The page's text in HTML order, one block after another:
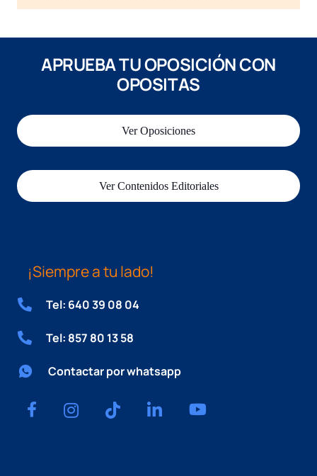
APRUEBA TU OPOSICIÓN CON
OPOSITAS
Ver Oposiciones
Ver Contenidos Editoriales
¡Siempre a tu lado!
Tel: 640 39 08 04
Tel: 857 80 13 58
Contactar por whatsapp